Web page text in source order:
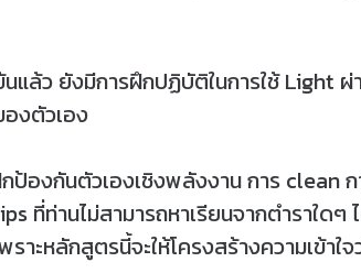
แล้ว ยังมีการฝึกปฏิบัติในการใช้ Light
งตัวเอง
องกันตัวเองเชิงพลังงาน การ
ที่ท่านไม่สามารถหาเรียนจากตำราใด
หลักสูตรนี้จะให้โครงสร้างความเข้าใจ